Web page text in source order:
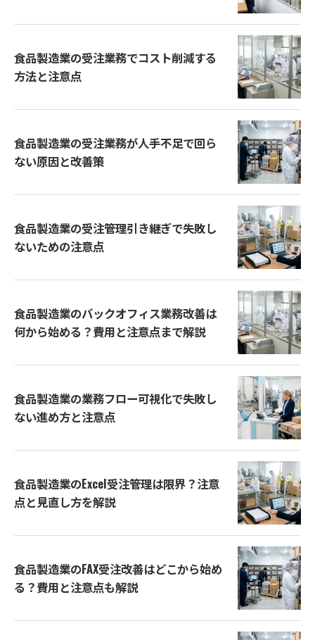
食品製造業の受注業務でコスト削減する
方法と注意点
食品製造業の受注業務が人手不足で回ら
ない原因と改善策
食品製造業の受注管理引き継ぎで失敗し
ないための注意点
食品製造業のバックオフィス業務改善は
何から始める？費用と注意点まで解説
食品製造業の業務フロー可視化で失敗し
ない進め方と注意点
食品製造業のExcel受注管理は限界？注意
点と見直し方を解説
食品製造業のFAX受注改善はどこから始め
る？費用と注意点も解説